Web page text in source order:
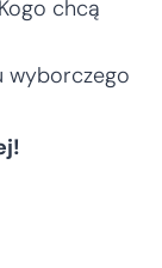
chcą
wyborczego